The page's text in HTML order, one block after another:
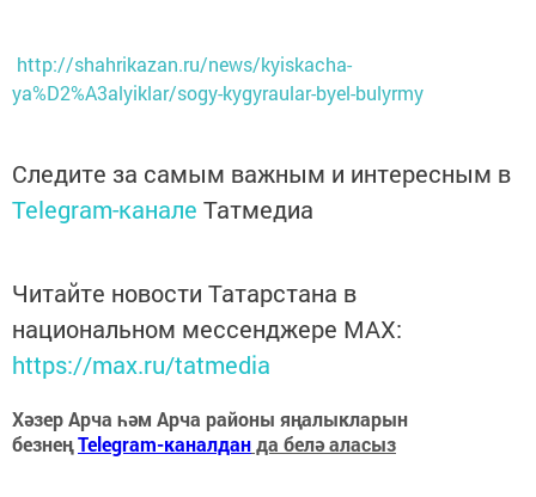
http://shahrikazan.ru/news/kyiskacha-
ya%D2%A3alyiklar/sogy-kygyraular-byel-bulyrmy
Следите за самым важным и интересным в
Telegram-канале Татмедиа
Читайте новости Татарстана в
национальном мессенджере MАХ:
https://max.ru/tatmedia
Хәзер Арча һәм Арча районы яңалыкларын
безнеңTelegram-каналданда белә аласыз